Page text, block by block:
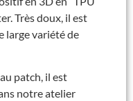
Très doux, il est
large variété de
patch, il est
notre atelier